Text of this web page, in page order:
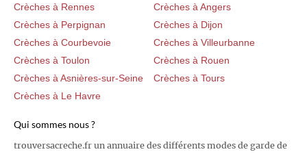
Crèches à Rennes
Crèches à Angers
Crèches à Perpignan
Crèches à Dijon
Crèches à Courbevoie
Crèches à Villeurbanne
Crèches à Toulon
Crèches à Rouen
Crèches à Asnières-sur-Seine
Crèches à Tours
Crèches à Le Havre
Qui sommes nous ?
trouversacreche.fr un annuaire des différents modes de garde de